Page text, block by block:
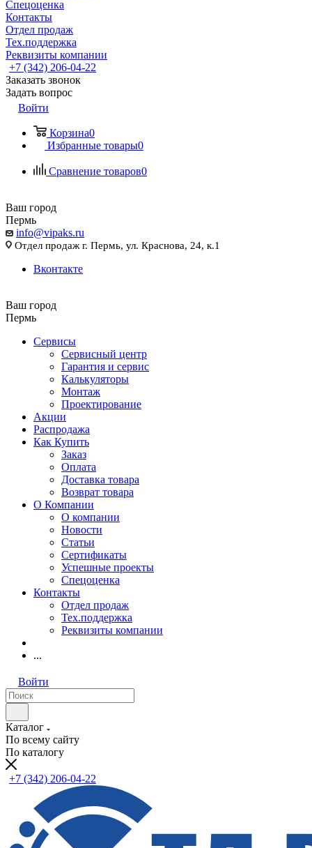
Спецоценка
Контакты
Отдел продаж
Тех.поддержка
Реквизиты компании
+7 (342) 206-04-22
Заказать звонок
Задать вопрос
Войти
Корзина0
Избранные товары0
Сравнение товаров0
Ваш город
Пермь
info@vipaks.ru
Отдел продаж г. Пермь, ул. Краснова, 24, к.1
Вконтакте
Ваш город
Пермь
Сервисы
Сервисный центр
Гарантия и сервис
Калькуляторы
Монтаж
Проектирование
Акции
Распродажа
Как Купить
Заказ
Оплата
Доставка товара
Возврат товара
О Компании
О компании
Новости
Статьи
Сертификаты
Успешные проекты
Спецоценка
Контакты
Отдел продаж
Тех.поддержка
Реквизиты компании
...
Войти
Каталог
По всему сайту
По каталогу
+7 (342) 206-04-22